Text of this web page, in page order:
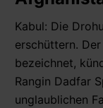
Kabul: Die
erschüttern.
bezeichnet,
Rangin Dadfar
unglaublichen